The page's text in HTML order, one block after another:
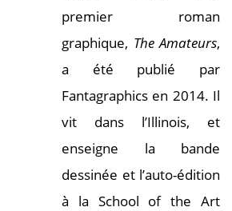
premier roman
graphique, The Amateurs,
a été publié par
Fantagraphics en 2014. Il
vit dans l’Illinois, et
enseigne la bande
dessinée et l’auto-édition
à la School of the Art